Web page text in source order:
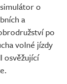
o
a
po
volné jízdy
osvěžující